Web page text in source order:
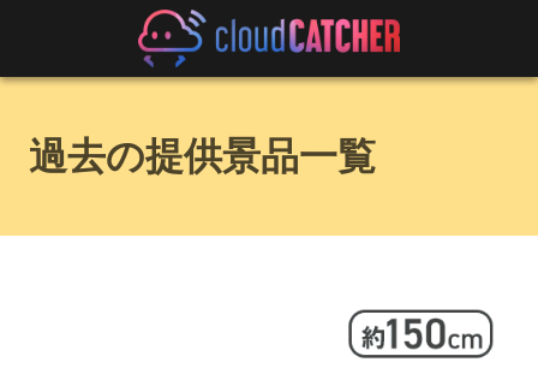
過去の提供景品一覧